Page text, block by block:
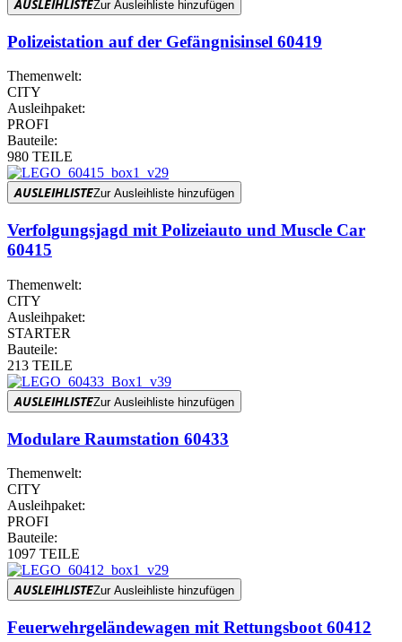
AUSLEIHLISTEZur Ausleihliste hinzufügen
Polizeistation auf der Gefängnisinsel 60419
Themenwelt:
CITY
Ausleihpaket:
PROFI
Bauteile:
980 TEILE
AUSLEIHLISTEZur Ausleihliste hinzufügen
Verfolgungsjagd mit Polizeiauto und Muscle Car
60415
Themenwelt:
CITY
Ausleihpaket:
STARTER
Bauteile:
213 TEILE
AUSLEIHLISTEZur Ausleihliste hinzufügen
Modulare Raumstation 60433
Themenwelt:
CITY
Ausleihpaket:
PROFI
Bauteile:
1097 TEILE
AUSLEIHLISTEZur Ausleihliste hinzufügen
Feuerwehrgeländewagen mit Rettungsboot 60412